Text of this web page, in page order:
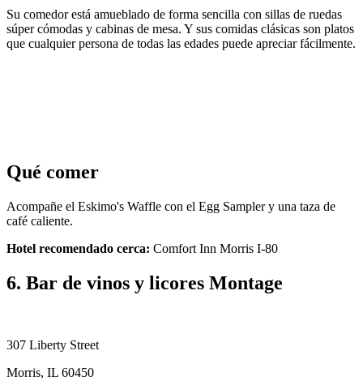
Su comedor está amueblado de forma sencilla con sillas de ruedas
súper cómodas y cabinas de mesa. Y sus comidas clásicas son platos
que cualquier persona de todas las edades puede apreciar fácilmente.
Qué comer
Acompañe el Eskimo's Waffle con el Egg Sampler y una taza de
café caliente.
Hotel recomendado cerca: Comfort Inn Morris I-80
6. Bar de vinos y licores Montage
307 Liberty Street
Morris, IL 60450